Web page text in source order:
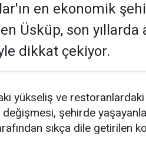
en ekonomik
Üsküp, son yıllarda
dikkat çekiyor.
yükseliş ve
şehirde
sıkça dile getirilen